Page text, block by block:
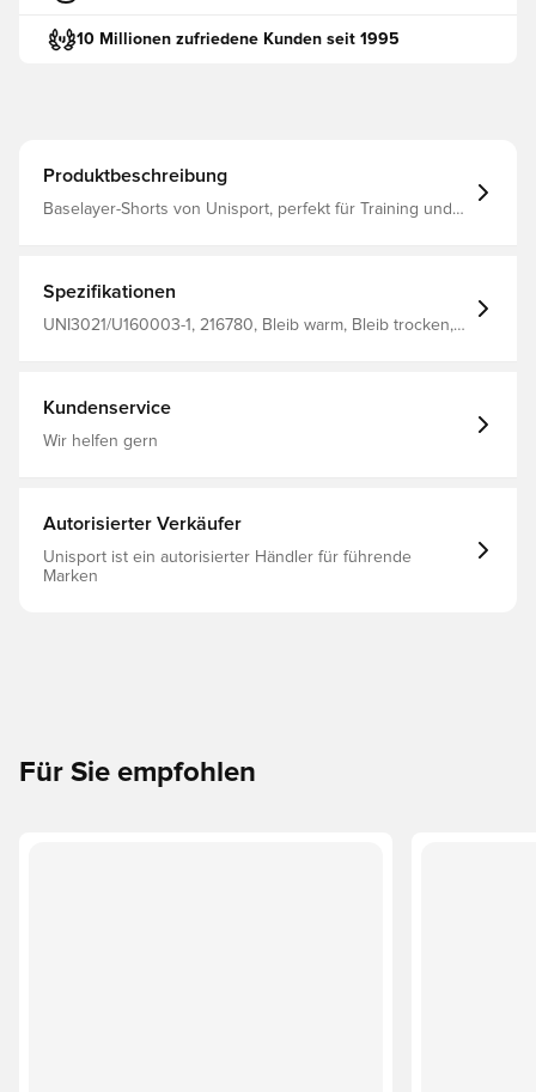
10 Millionen zufriedene Kunden seit 1995
Produktbeschreibung
Baselayer-Shorts von Unisport, perfekt für Training und
vom Körper weg, um Sie trocken und warm zu halten Der
breite und elastische Bund kann für eine optimale
Passform gedehnt werden Hergestellt aus 88% Polyester
Spezifikationen
UNI3021/U160003-1, 216780, Bleib warm, Bleib trocken,
Kundenservice
Wir helfen gern
Autorisierter Verkäufer
Unisport ist ein autorisierter Händler für führende
Marken
Für Sie empfohlen